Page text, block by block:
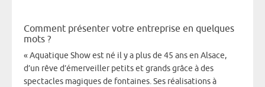
Comment présenter votre entreprise en quelques
mots ?
« Aquatique Show est né il y a plus de 45 ans en Alsace,
d’un rêve d’émerveiller petits et grands grâce à des
spectacles magiques de fontaines. Ses réalisations à